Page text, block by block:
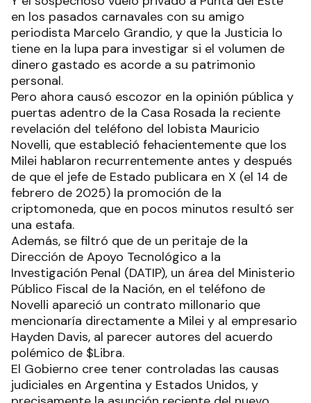
en los pasados carnavales con su amigo
periodista Marcelo Grandio, y que la Justicia lo
tiene en la lupa para investigar si el volumen de
dinero gastado es acorde a su patrimonio
personal.
Pero ahora causó escozor en la opinión pública y
puertas adentro de la Casa Rosada la reciente
revelación del teléfono del lobista Mauricio
Novelli, que estableció fehacientemente que los
Milei hablaron recurrentemente antes y después
de que el jefe de Estado publicara en X (el 14 de
febrero de 2025) la promoción de la
criptomoneda, que en pocos minutos resultó ser
una estafa.
Además, se filtró que de un peritaje de la
Dirección de Apoyo Tecnológico a la
Investigación Penal (DATIP), un área del Ministerio
Público Fiscal de la Nación, en el teléfono de
Novelli apareció un contrato millonario que
mencionaría directamente a Milei y al empresario
Hayden Davis, al parecer autores del acuerdo
polémico de $Libra.
El Gobierno cree tener controladas las causas
judiciales en Argentina y Estados Unidos, y